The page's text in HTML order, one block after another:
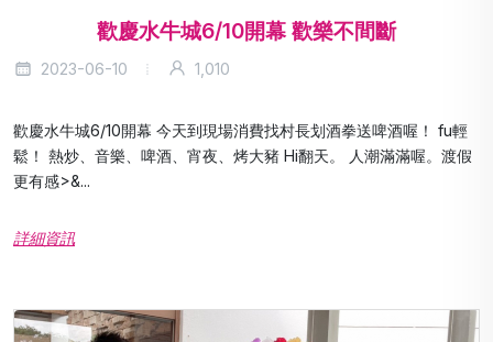
歡慶水牛城6/10開幕 歡樂不間斷
2023-06-10 1,010
歡慶水牛城6/10開幕 今天到現場消費找村長划酒拳送啤酒喔！ fu輕
鬆！ 熱炒、音樂、啤酒、宵夜、烤大豬 Hi翻天。 人潮滿滿喔。渡假
更有感>&...
詳細資訊